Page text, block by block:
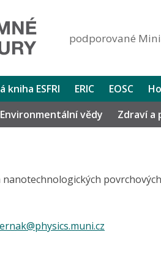
podporované
kniha ESFRI ERIC EOSC
Environmentální vědy Zdraví a